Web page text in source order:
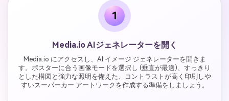
1
Media.io AIジェネレーターを開く
Media.io にアクセスし、AI イメージ ジェネレーターを開きま
す。ポスターに合う画像モードを選択し (垂直が最適)、すっきり
とした構図と強力な照明を備えた、コントラストが高く印刷しや
すいスーパーカー アートワークを作成する準備をしましょう。